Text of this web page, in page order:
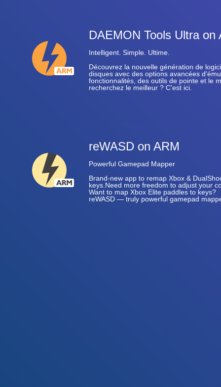
DAEMON Tools Ultra on
Intelligent. Simple. Ultime.
Découvrez la nouvelle génération de
disques avec des options avancées
fonctionnalités, des outils de pointe et le
recherchez le meilleur ? C'est ici.
reWASD on ARM
Powerful Gamepad Mapper
Brand-new app to remap Xbox &
keys.Need more freedom to adjust your
Want to map Xbox Elite paddles to keys?
reWASD — truly powerful gamepad